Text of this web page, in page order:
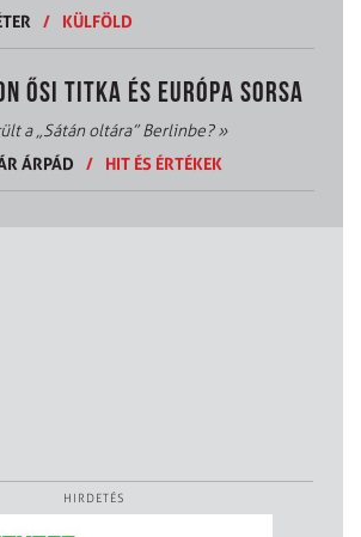
/ KÜLFÖLD
ŐSI TITKA ÉS EURÓPA SORSA
a „Sátán oltára” Berlinbe?»
ÁRPÁD
/ HIT ÉS ÉRTÉKEK
HIRDETÉS